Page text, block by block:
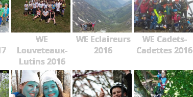
WE
Louveteaux-
Lutins 2016
WE Eclaireurs
2016
WE Cadets-
Cadettes 2016